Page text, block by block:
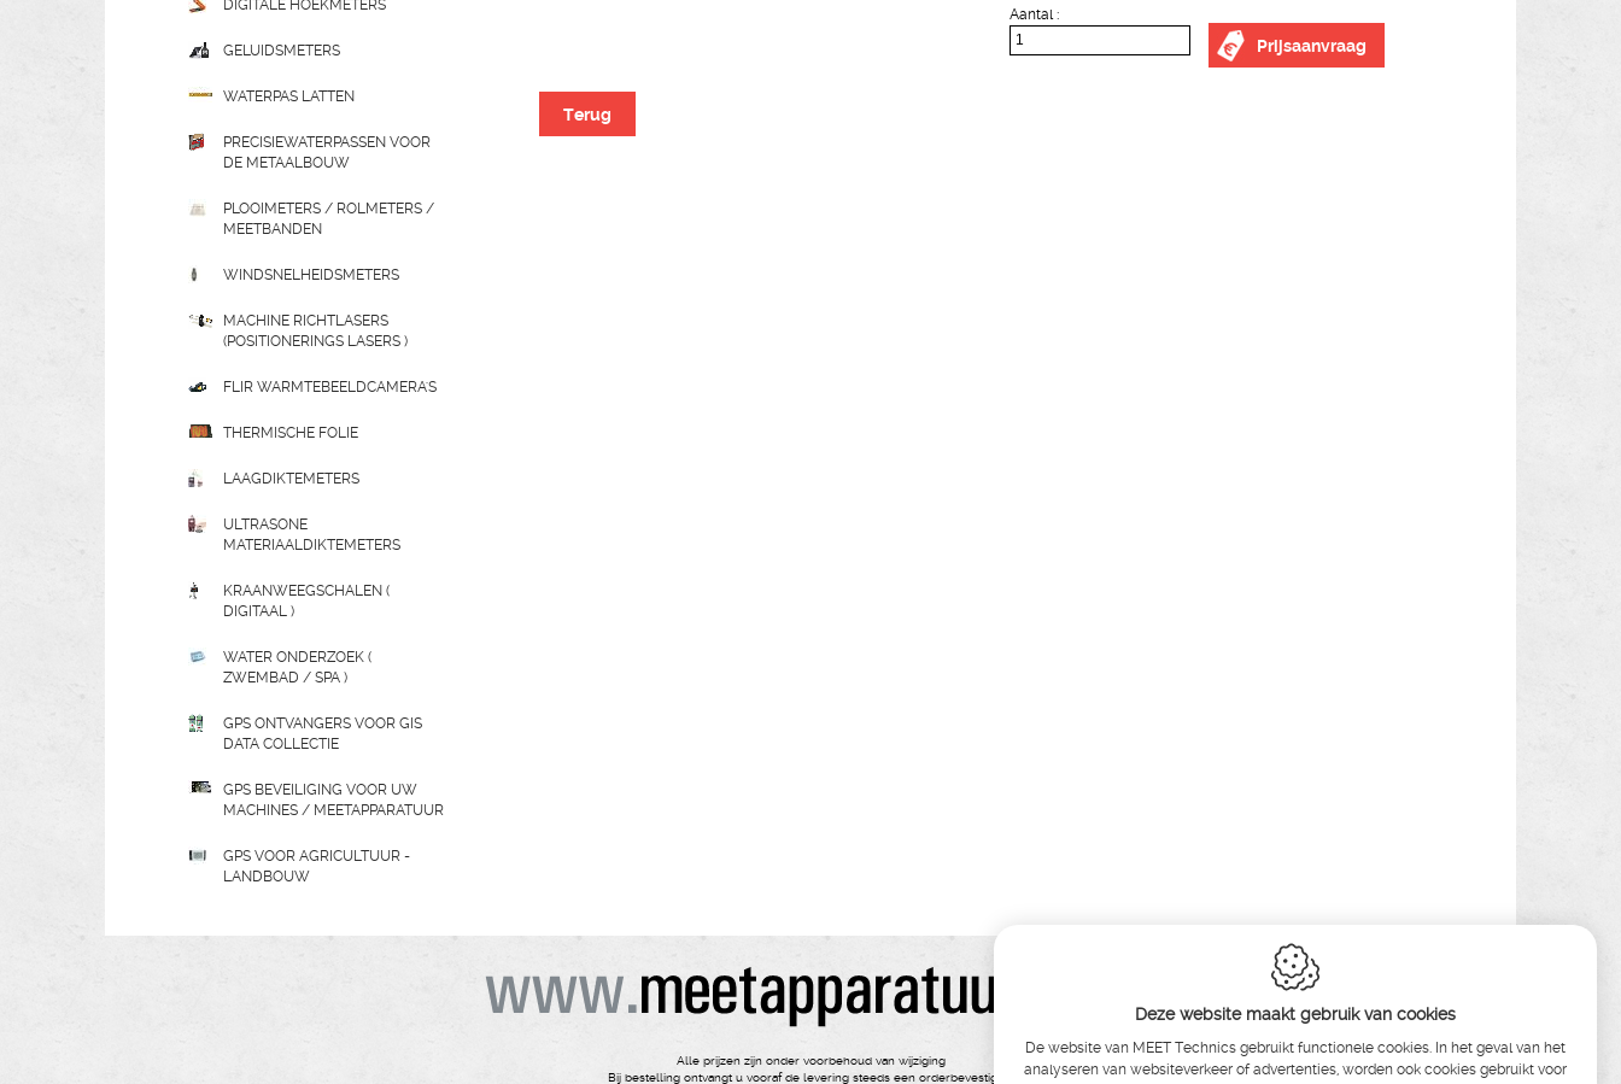
DIGITALE HOEKMETERS
GELUIDSMETERS
WATERPAS LATTEN
PRECISIEWATERPASSEN VOOR
DE METAALBOUW
PLOOIMETERS / ROLMETERS /
MEETBANDEN
WINDSNELHEIDSMETERS
MACHINE RICHTLASERS
(POSITIONERINGS LASERS )
FLIR WARMTEBEELDCAMERA'S
THERMISCHE FOLIE
LAAGDIKTEMETERS
ULTRASONE
MATERIAALDIKTEMETERS
KRAANWEEGSCHALEN (
DIGITAAL )
WATER ONDERZOEK (
ZWEMBAD / SPA )
GPS ONTVANGERS VOOR GIS
DATA COLLECTIE
GPS BEVEILIGING VOOR UW
MACHINES / MEETAPPARATUUR
GPS VOOR AGRICULTUUR -
LANDBOUW
Aantal :
Prijsaanvraag
Terug
Alle prijzen zijn onder voorbehoud van wijziging
Bij bestelling ontvangt u vooraf de levering steeds een orderbevestiging
Deze website maakt gebruik van cookies
De website van MEET Technics gebruikt functionele cookies. In het geval van het
analyseren van websiteverkeer of advertenties, worden ook cookies gebruikt voor